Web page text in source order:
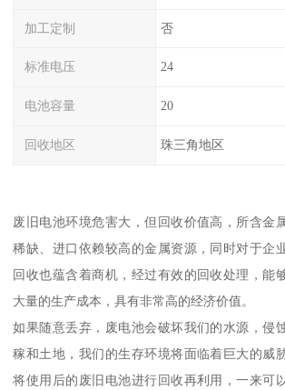
加工定制 否
标准电压 24
电池容量 20
回收地区 珠三角地区
废旧电池环境危害大，但回收价值高，所含金
稀缺、进口依赖较高的金属资源，同时对于企
回收也蕴含着商机，经过有效的回收处理，能
大量的生产成本，具有非常高的经济价值。
如果随意丢弃，废电池会破坏我们的水源，侵
稼和土地，我们的生存环境将面临着巨大的威
将使用后的废旧电池进行回收再利用，一来可